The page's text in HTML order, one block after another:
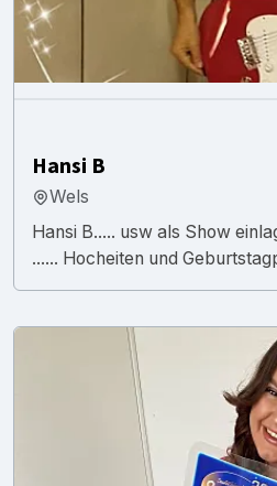
Hansi B
Wels
Hansi B..... usw als Show
...... Hocheiten und